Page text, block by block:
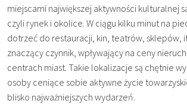
miejscami największej aktywności kulturalnej
czyli rynek i okolice. W ciągu kilku minut na
dotrzeć do restauracji, kin, teatrów, sklepów,
znaczący czynnik, wpływający na ceny
centrach miast. Takie lokalizacje są chętnie
osoby ceniące sobie aktywne życie
blisko najważniejszych wydarzeń.